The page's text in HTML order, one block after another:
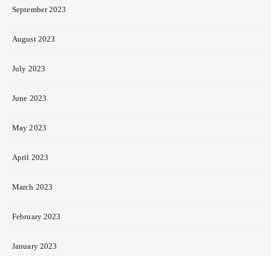
September 2023
August 2023
July 2023
June 2023
May 2023
April 2023
March 2023
February 2023
January 2023